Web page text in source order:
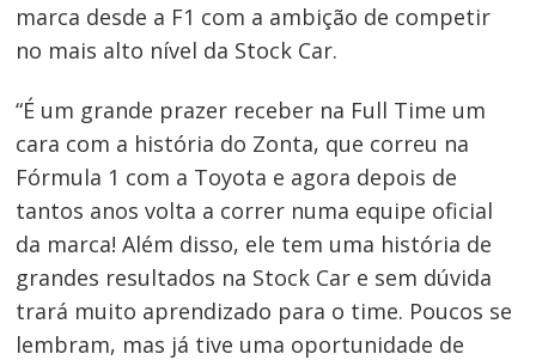
marca desde a F1 com a ambição de competir
no mais alto nível da Stock Car.
“É um grande prazer receber na Full Time um
cara com a história do Zonta, que correu na
Fórmula 1 com a Toyota e agora depois de
tantos anos volta a correr numa equipe oficial
da marca! Além disso, ele tem uma história de
grandes resultados na Stock Car e sem dúvida
trará muito aprendizado para o time. Poucos se
lembram, mas já tive uma oportunidade de